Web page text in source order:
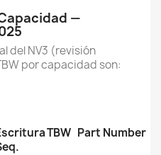
—
del NV3 (revisión
por capacidad son:
TBW Part Number